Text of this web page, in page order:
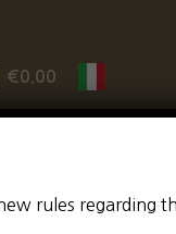
€0.00
rules regarding